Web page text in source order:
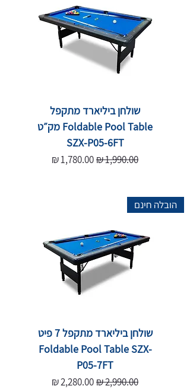
שולחן ביליארד מתקפל
Foldable Pool Table מק״ט
SZX-P05-6FT
מחיר רגיל מחיר מבצע
הובלה חינם
שולחן ביליארד מתקפל 7 פיט
Foldable Pool Table SZX-
P05-7FT
מחיר רגיל מחיר מבצע